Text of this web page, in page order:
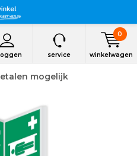
service winkelwagen
0
mogelijk